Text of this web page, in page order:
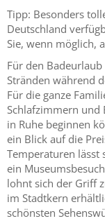
Tipp: Besonders
Deutschland
Sie, wenn möglich,
Für den
Stränden während
Für die ganze
Schlafzimmern und
in Ruhe beginnen
ein Blick auf die
Temperaturen
ein
lohnt sich der Griff
im Stadtkern
schönsten